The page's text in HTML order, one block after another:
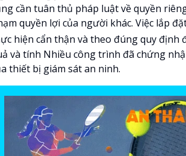
cần tuân thủ pháp luật về quyền
quyền lợi của người khác. Việc lắp
hiện cẩn thận và theo đúng quy định
và tính Nhiều công trình đã chứng
thiết bị giám sát an ninh.